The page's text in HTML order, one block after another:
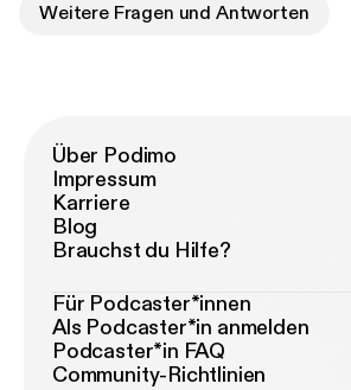
Weitere Fragen und Antworten
Über Podimo
Impressum
Karriere
Blog
Brauchst du Hilfe?
Für Podcaster*innen
Als Podcaster*in anmelden
Podcaster*in FAQ
Community-Richtlinien